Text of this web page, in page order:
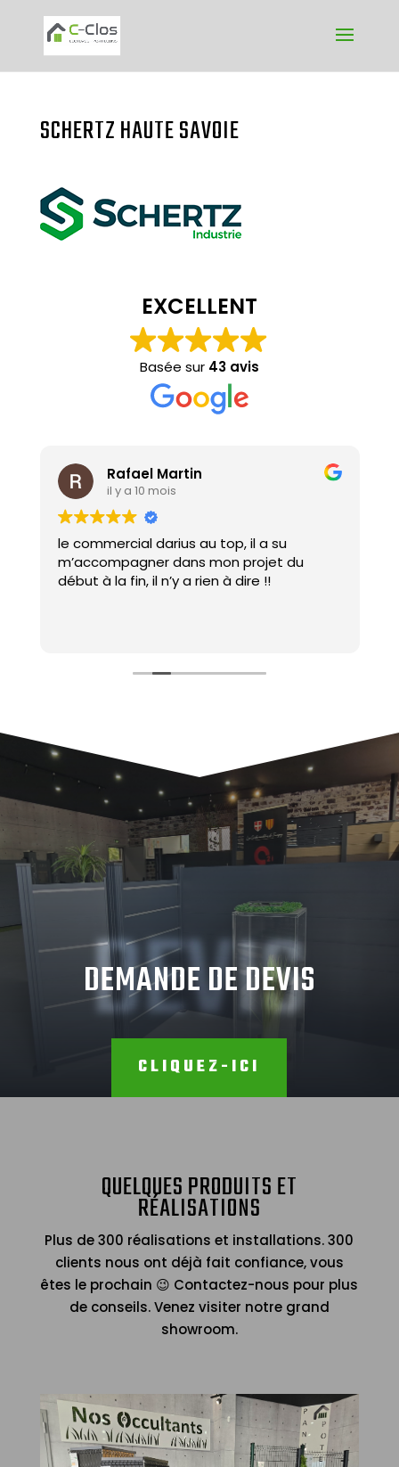
SCHERTZ HAUTE SAVOIE
EXCELLENT
Basée sur 43 avis
Rafael Martin
il y a 10 mois
le commercial darius au top, il a su
m’accompagner dans mon projet du
début à la fin, il n’y a rien à dire !!
DEVIS
DEMANDE DE DEVIS
CLIQUEZ-ICI
QUELQUES PRODUITS ET
RÉALISATIONS
Plus de 300 réalisations et installations. 300
clients nous ont déjà fait confiance, vous
êtes le prochain 😉 Contactez-nous pour plus
de conseils. Venez visiter notre grand
showroom.